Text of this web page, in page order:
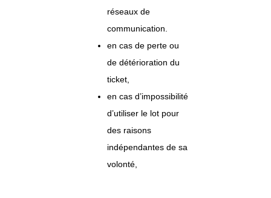
réseaux de
communication.
en cas de perte ou
de détérioration du
ticket,
en cas d’impossibilité
d’utiliser le lot pour
des raisons
indépendantes de sa
volonté,